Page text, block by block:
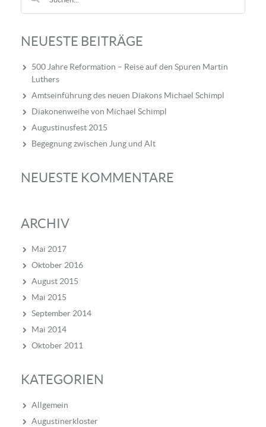
NEUESTE BEITRÄGE
500 Jahre Reformation – Reise auf den Spuren Martin
Luthers
Amtseinführung des neuen Diakons Michael Schimpl
Diakonenweihe von Michael Schimpl
Augustinusfest 2015
Begegnung zwischen Jung und Alt
NEUESTE KOMMENTARE
ARCHIV
Mai 2017
Oktober 2016
August 2015
Mai 2015
September 2014
Mai 2014
Oktober 2011
KATEGORIEN
Allgemein
Augustinerkloster